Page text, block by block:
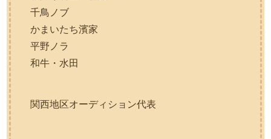
千鳥ノブ
かまいたち濱家
平野ノラ
和牛・水田
関西地区オーディション代表